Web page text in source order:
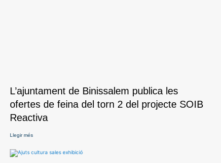
L’ajuntament de Binissalem publica les
ofertes de feina del torn 2 del projecte SOIB
Reactiva
Llegir més